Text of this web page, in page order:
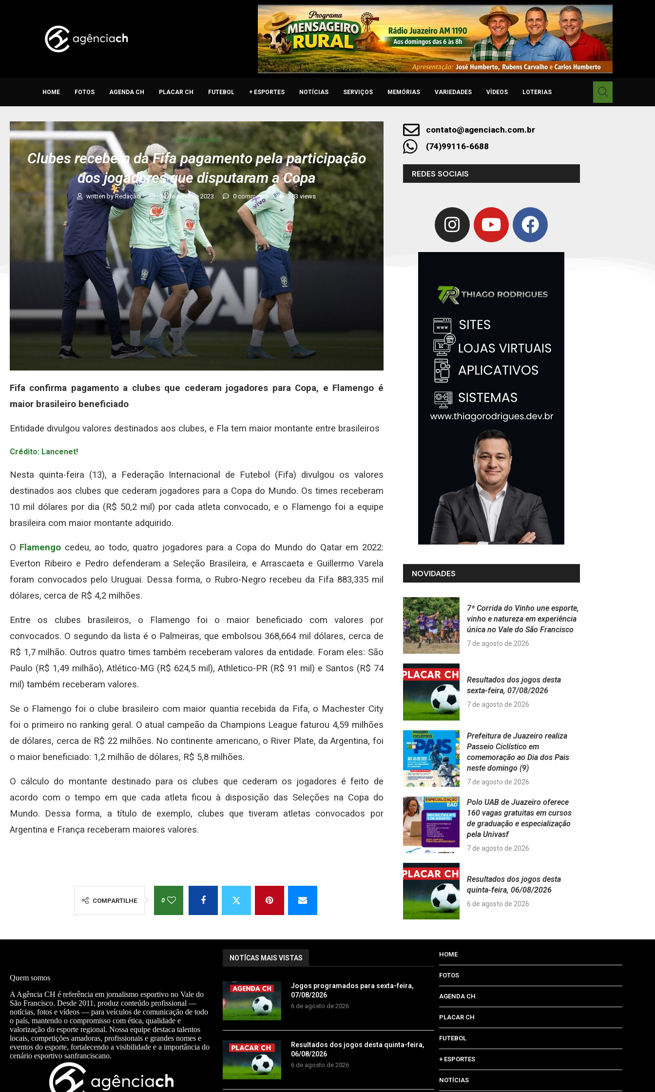
HOME FOTOS AGENDA CH PLACAR CH FUTEBOL + ESPORTES NOTÍCIAS SERVIÇOS MEMÓRIAS VARIEDADES VÍDEOS LOTERIAS
Copa do Mundo
Clubes recebem da Fifa pagamento pela participação
dos jogadores que disputaram a Copa
written byRedação 14 de julho de 2023 0 comments 283views
Fifa confirma pagamento a clubes que cederam jogadores para Copa, e Flamengo é
maior brasileiro beneficiado
Entidade divulgou valores destinados aos clubes, e Fla tem maior montante entre brasileiros
Crédito: Lancenet!
Nesta quinta-feira (13), a Federação Internacional de Futebol (Fifa) divulgou os valores
destinados aos clubes que cederam jogadores para a Copa do Mundo. Os times receberam
10 mil dólares por dia (R$ 50,2 mil) por cada atleta convocado, e o Flamengo foi a equipe
brasileira com maior montante adquirido.
O Flamengo cedeu, ao todo, quatro jogadores para a Copa do Mundo do Qatar em 2022:
Everton Ribeiro e Pedro defenderam a Seleção Brasileira, e Arrascaeta e Guillermo Varela
foram convocados pelo Uruguai. Dessa forma, o Rubro-Negro recebeu da Fifa 883,335 mil
dólares, cerca de R$ 4,2 milhões.
Entre os clubes brasileiros, o Flamengo foi o maior beneficiado com valores por
convocados. O segundo da lista é o Palmeiras, que embolsou 368,664 mil dólares, cerca de
R$ 1,7 milhão. Outros quatro times também receberam valores da entidade. Foram eles: São
Paulo (R$ 1,49 milhão), Atlético-MG (R$ 624,5 mil), Athletico-PR (R$ 91 mil) e Santos (R$ 74
mil) também receberam valores.
Se o Flamengo foi o clube brasileiro com maior quantia recebida da Fifa, o Machester City
foi o primeiro no ranking geral. O atual campeão da Champions League faturou 4,59 milhões
de dólares, cerca de R$ 22 milhões. No continente americano, o River Plate, da Argentina, foi
o maior beneficiado: 1,2 milhão de dólares, R$ 5,8 milhões.
O cálculo do montante destinado para os clubes que cederam os jogadores é feito de
acordo com o tempo em que cada atleta ficou à disposição das Seleções na Copa do
Mundo. Dessa forma, a título de exemplo, clubes que tiveram atletas convocados por
Argentina e França receberam maiores valores.
COMPARTILHE 0
contato@agenciach.com.br
(74)99116-6688
REDES SOCIAIS
NOVIDADES
7ª Corrida do Vinho une esporte,
vinho e natureza em experiência
única no Vale do São Francisco
7 de agosto de 2026
Resultados dos jogos desta
sexta-feira, 07/08/2026
7 de agosto de 2026
Prefeitura de Juazeiro realiza
Passeio Ciclístico em
comemoração ao Dia dos Pais
neste domingo (9)
7 de agosto de 2026
Polo UAB de Juazeiro oferece
160 vagas gratuitas em cursos
de graduação e especialização
pela Univasf
7 de agosto de 2026
Resultados dos jogos desta
quinta-feira, 06/08/2026
6 de agosto de 2026
Quem somos
A Agência CH é referência em jornalismo esportivo no Vale do
São Francisco. Desde 2011, produz conteúdo profissional —
notícias, fotos e vídeos — para veículos de comunicação de todo
o país, mantendo o compromisso com ética, qualidade e
valorização do esporte regional. Nossa equipe destaca talentos
locais, competições amadoras, profissionais e grandes nomes e
eventos do esporte, fortalecendo a visibilidade e a importância do
cenário esportivo sanfranciscano.
NOTÍCAS MAIS VISTAS
Jogos programados para sexta-feira,
07/08/2026
6 de agosto de 2026
Resultados dos jogos desta quinta-feira,
06/08/2026
6 de agosto de 2026
HOME
FOTOS
AGENDA CH
PLACAR CH
FUTEBOL
+ ESPORTES
NOTÍCIAS